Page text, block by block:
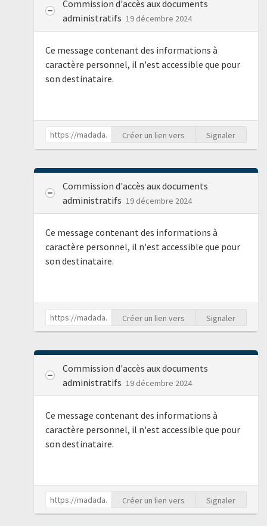
Commission d'accès aux documents
administratifs 19 décembre 2024
Ce message contenant des informations à
caractère personnel, il n'est accessible que pour
son destinataire.
Créer un lien vers Signaler
Commission d'accès aux documents
administratifs 19 décembre 2024
Ce message contenant des informations à
caractère personnel, il n'est accessible que pour
son destinataire.
Créer un lien vers Signaler
Commission d'accès aux documents
administratifs 19 décembre 2024
Ce message contenant des informations à
caractère personnel, il n'est accessible que pour
son destinataire.
Créer un lien vers Signaler